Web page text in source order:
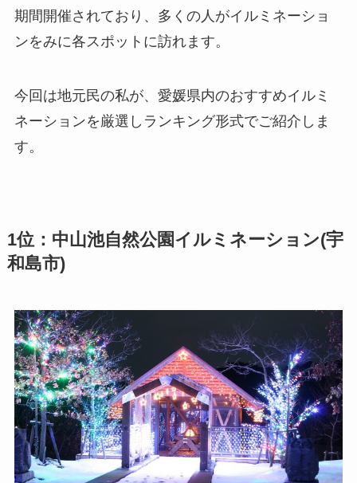
期間開催されており、多くの人がイルミネーショ
ンをみに各スポットに訪れます。
今回は地元民の私が、愛媛県内のおすすめイルミ
ネーションを厳選しランキング形式でご紹介しま
す。
1位：中山池自然公園イルミネーション(宇
和島市)